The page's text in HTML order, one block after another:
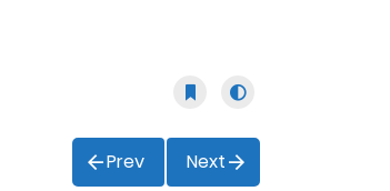
Prev Next